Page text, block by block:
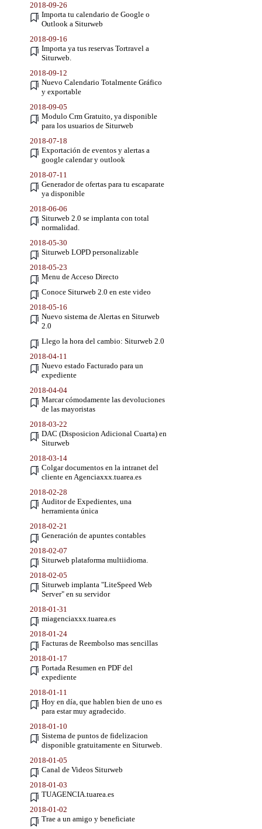
2018-09-26
Importa tu calendario de Google o
Outlook a Siturweb
2018-09-16
Importa ya tus reservas Tortravel a
Siturweb.
2018-09-12
Nuevo Calendario Totalmente Gráfico
y exportable
2018-09-05
Modulo Crm Gratuito, ya disponible
para los usuarios de Siturweb
2018-07-18
Exportación de eventos y alertas a
google calendar y outlook
2018-07-11
Generador de ofertas para tu escaparate
ya disponible
2018-06-06
Siturweb 2.0 se implanta con total
normalidad.
2018-05-30
Siturweb LOPD personalizable
2018-05-23
Menu de Acceso Directo
Conoce Siturweb 2.0 en este video
2018-05-16
Nuevo sistema de Alertas en Siturweb
2.0
Llego la hora del cambio: Siturweb 2.0
2018-04-11
Nuevo estado Facturado para un
expediente
2018-04-04
Marcar cómodamente las devoluciones
de las mayoristas
2018-03-22
DAC (Disposicion Adicional Cuarta) en
Siturweb
2018-03-14
Colgar documentos en la intranet del
cliente en Agenciaxxx.tuarea.es
2018-02-28
Auditor de Expedientes, una
herramienta única
2018-02-21
Generación de apuntes contables
2018-02-07
Siturweb plataforma multiidioma.
2018-02-05
Siturweb implanta "LiteSpeed Web
Server" en su servidor
2018-01-31
miagenciaxxx.tuarea.es
2018-01-24
Facturas de Reembolso mas sencillas
2018-01-17
Portada Resumen en PDF del
expediente
2018-01-11
Hoy en día, que hablen bien de uno es
para estar muy agradecido.
2018-01-10
Sistema de puntos de fidelizacion
disponible gratuitamente en Siturweb.
2018-01-05
Canal de Videos Siturweb
2018-01-03
TUAGENCIA.tuarea.es
2018-01-02
Trae a un amigo y beneficiate